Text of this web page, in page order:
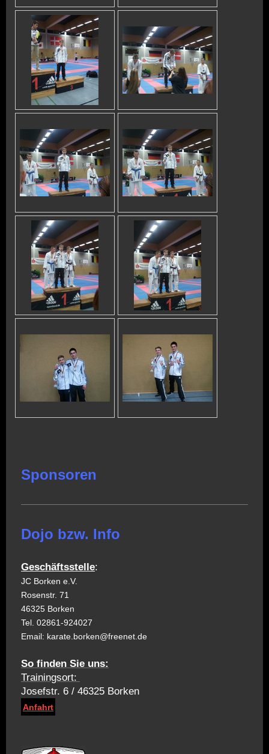
Sponsoren
Dojo bzw. Info
Geschäftsstelle:
JC Borken e.V.
Rosenstr. 71
46325 Borken
Tel. 02861-924027
Email: karate.borken@freenet.de
So finden Sie uns:
Trainingsort:
Josefstr. 6 / 46325 Borken
Anfahrt